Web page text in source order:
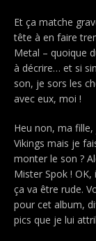
Et ça matche
tête à en faire
Metal – quoique
à décrire… et si
son, je sors les
avec eux, moi !
Heu non, ma
Vikings mais je
monter le son ?
Mister Spok !
ça va être rude.
pour cet album,
pics que je lui